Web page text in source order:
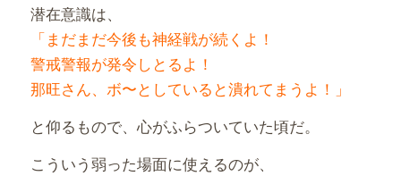
潜在意識は、
「まだまだ今後も神経戦が続くよ！
警戒警報が発令しとるよ！
那旺さん、ボ〜としていると潰れてまうよ！」
と仰るもので、心がふらついていた頃だ。
こういう弱った場面に使えるのが、